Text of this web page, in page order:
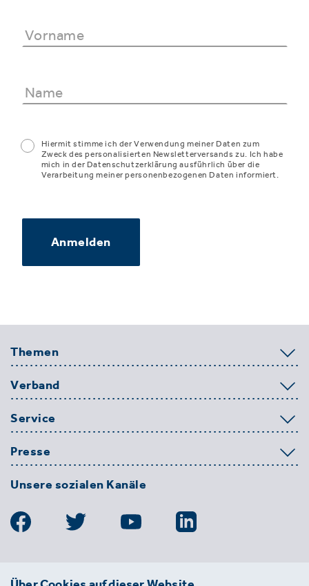
Hiermit stimme ich der Verwendung meiner Daten zum
Zweck des personalisierten Newsletterversands zu. Ich habe
mich in der Datenschutzerklärung ausführlich über die
Verarbeitung meiner personenbezogenen Daten informiert.
Anmelden
Themen
Verband
Service
Presse
Unsere sozialen Kanäle
BDE